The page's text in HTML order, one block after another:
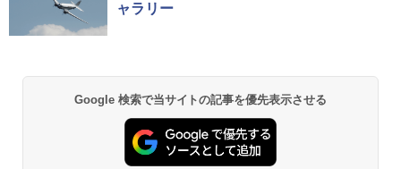
ャラリー
Google 検索で当サイトの記事を優先表示させる